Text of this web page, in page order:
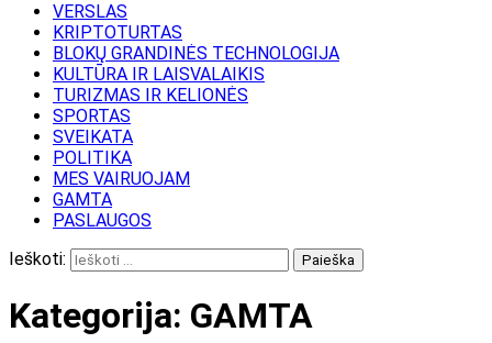
VERSLAS
KRIPTOTURTAS
BLOKŲ GRANDINĖS TECHNOLOGIJA
KULTŪRA IR LAISVALAIKIS
TURIZMAS IR KELIONĖS
SPORTAS
SVEIKATA
POLITIKA
MES VAIRUOJAM
GAMTA
PASLAUGOS
Ieškoti:
Kategorija: GAMTA